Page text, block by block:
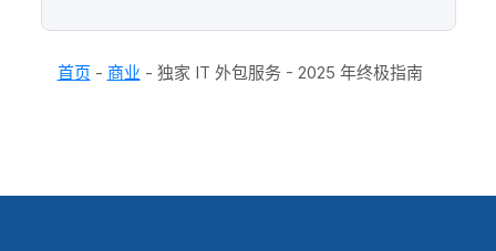
首页 - 商业 - 独家 IT 外包服务 - 2025 年终极指南